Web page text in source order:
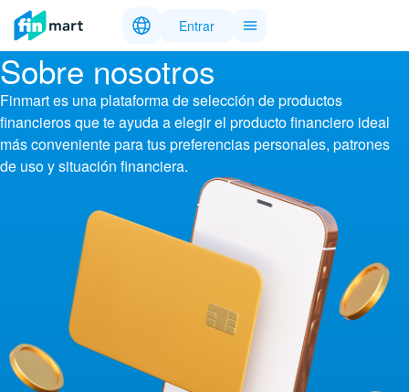
Entrar
Sobre nosotros
Finmart es una plataforma de selección de productos
financieros que te ayuda a elegir el producto financiero ideal
más conveniente para tus preferencias personales, patrones
de uso y situación financiera.